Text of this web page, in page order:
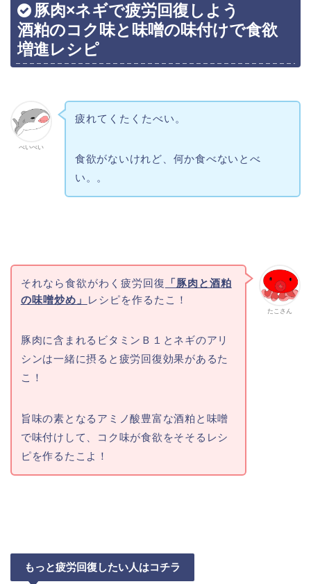
豚肉×ネギで疲労回復しよう
酒粕のコク味と味噌の味付けで食欲
増進レシピ
べいべい
疲れてくたくたべい。
食欲がないけれど、何か食べないとべ
い。。
たこさん
それなら食欲がわく疲労回復
「豚肉と酒粕
の味噌炒め」
レシピを作るたこ！
豚肉に含まれるビタミンＢ１とネギのアリ
シンは一緒に摂ると疲労回復効果があるた
こ！
旨味の素となるアミノ酸豊富な酒粕と味噌
で味付けして、コク味が食欲をそそるレシ
ピを作るたこよ！
もっと疲労回復したい人はコチラ